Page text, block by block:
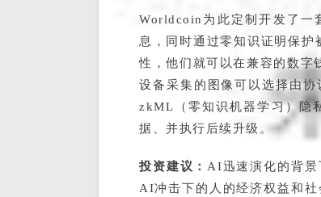
Worldcoin为此定制开发了一
息，同时通过零知识证明保
性，他们就可以在兼容的数字
设备采集的图像可以选择由
zkML（零知识机器学习）隐
据、并执行后续升级。
投资建议： AI迅速演化的背景
AI冲击下的人的经济权益和